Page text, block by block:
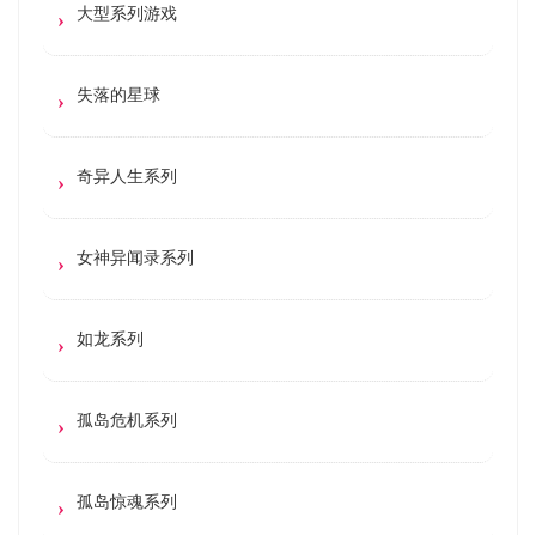
大型系列游戏
失落的星球
奇异人生系列
女神异闻录系列
如龙系列
孤岛危机系列
孤岛惊魂系列